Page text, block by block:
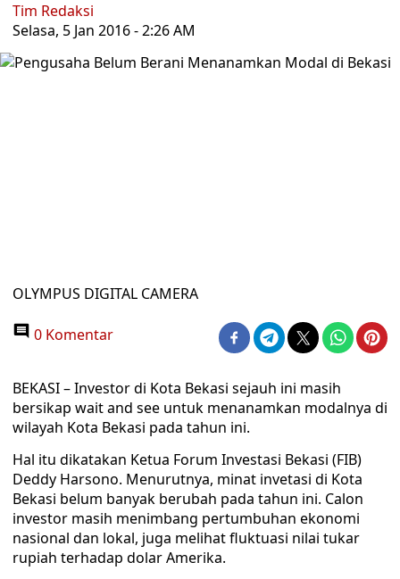
Tim Redaksi
Selasa, 5 Jan 2016 - 2:26 AM
OLYMPUS DIGITAL CAMERA
0 Komentar
BEKASI – Investor di Kota Bekasi sejauh ini masih
bersikap wait and see untuk menanamkan modalnya di
wilayah Kota Bekasi pada tahun ini.
Hal itu dikatakan Ketua Forum Investasi Bekasi (FIB)
Deddy Harsono. Menurutnya, minat invetasi di Kota
Bekasi belum banyak berubah pada tahun ini. Calon
investor masih menimbang pertumbuhan ekonomi
nasional dan lokal, juga melihat fluktuasi nilai tukar
rupiah terhadap dolar Amerika.